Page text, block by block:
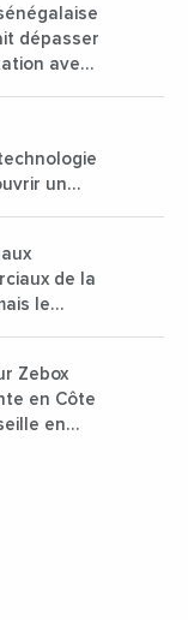
dépasser
avec
un
à
de la
le
Zebox
en Côte
en